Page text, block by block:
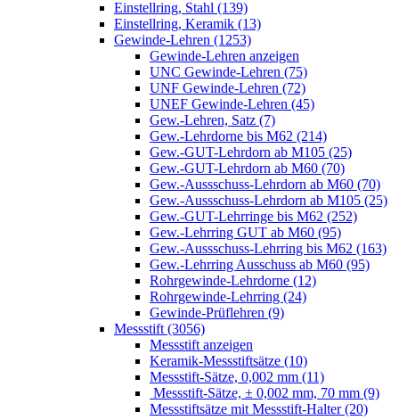
Einstellring, Stahl (139)
Einstellring, Keramik (13)
Gewinde-Lehren (1253)
Gewinde-Lehren anzeigen
UNC Gewinde-Lehren (75)
UNF Gewinde-Lehren (72)
UNEF Gewinde-Lehren (45)
Gew.-Lehren, Satz (7)
Gew.-Lehrdorne bis M62 (214)
Gew.-GUT-Lehrdorn ab M105 (25)
Gew.-GUT-Lehrdorn ab M60 (70)
Gew.-Aussschuss-Lehrdorn ab M60 (70)
Gew.-Aussschuss-Lehrdorn ab M105 (25)
Gew.-GUT-Lehrringe bis M62 (252)
Gew.-Lehrring GUT ab M60 (95)
Gew.-Aussschuss-Lehrring bis M62 (163)
Gew.-Lehrring Ausschuss ab M60 (95)
Rohrgewinde-Lehrdorne (12)
Rohrgewinde-Lehrring (24)
Gewinde-Prüflehren (9)
Messstift (3056)
Messstift anzeigen
Keramik-Messstiftsätze (10)
Messstift-Sätze, 0,002 mm (11)
Messstift-Sätze, ± 0,002 mm, 70 mm (9)
Messstiftsätze mit Messstift-Halter (20)